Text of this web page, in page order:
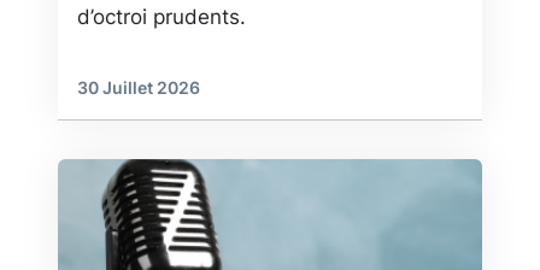
d’octroi prudents.
30 Juillet 2026
Image